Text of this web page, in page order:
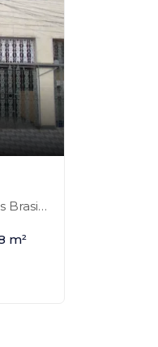
SP
m²